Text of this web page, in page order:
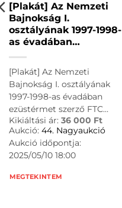
[Plakát] Az Nemzeti
Bajnokság I.
osztályának 1997-1998-
as évadában
ezüstérmet szerző FTC
labdarúgó csapatának
csoportplakátja (A
teljes csapat 32
tagjának, edzőjének,
segédedzőinek,
orvosainak aláírásával.)
Budapest, 1998. Színes
plakát, mérete:
385×595 mm. Minden
idők legsikeresebb
[Plakát] Az Nemzeti
Bajnokság I. osztályának
1997-1998-as évadában
ezüstérmet szerző FTC
labdarúgó csapatának
csoportplakátja (A teljes
csapat 32 tagjának,
edzőjének, segédedzőinek,
Kikiáltási ár: 36 000 Ft
Aukció: 44. Nagyaukció
Aukció időpontja:
2025/05/10 18:00
MEGTEKINTEM